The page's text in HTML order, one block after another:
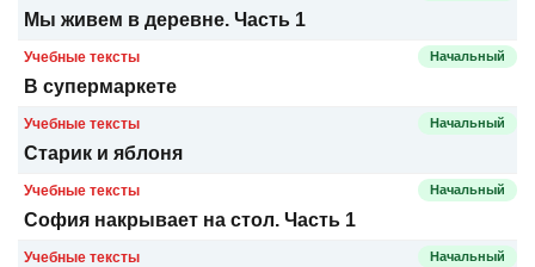
Мы живем в деревне. Часть 1
Учебные тексты Начальный
В супермаркете
Учебные тексты Начальный
Старик и яблоня
Учебные тексты Начальный
София накрывает на стол. Часть 1
Учебные тексты Начальный